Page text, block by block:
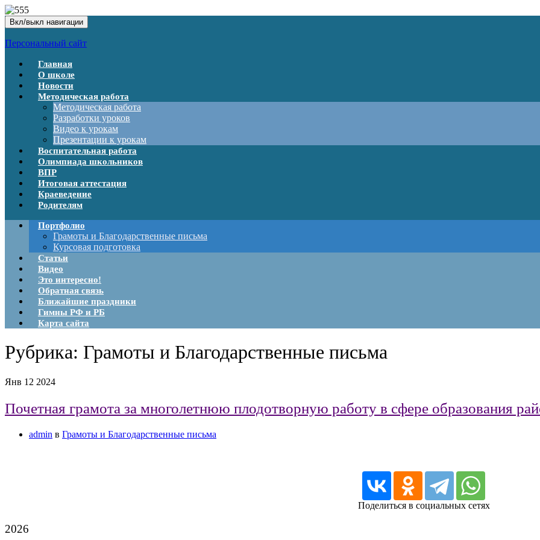
Вкл/выкл навигации
Персональный сайт
Главная
О школе
Новости
Методическая работа
Методическая работа
Разработки уроков
Видео к урокам
Презентации к урокам
Воспитательная работа
Олимпиада школьников
ВПР
Итоговая аттестация
Краеведение
Родителям
Портфолио
Грамоты и Благодарственные письма
Курсовая подготовка
Статьи
Видео
Это интересно!
Обратная связь
Ближайшие праздники
Гимны РФ и РБ
Карта сайта
Рубрика: Грамоты и Благодарственные письма
Янв 12 2024
Почетная грамота за многолетнюю плодотворную работу в сфере образования
admin в Грамоты и Благодарственные письма
Поделиться в социальных сетях
2026